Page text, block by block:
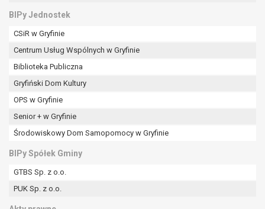
BIPy Jednostek
CSiR w Gryfinie
Centrum Usług Wspólnych w Gryfinie
Biblioteka Publiczna
Gryfiński Dom Kultury
OPS w Gryfinie
Senior + w Gryfinie
Środowiskowy Dom Samopomocy w Gryfinie
BIPy Spółek Gminy
GTBS Sp. z o.o.
PUK Sp. z o.o.